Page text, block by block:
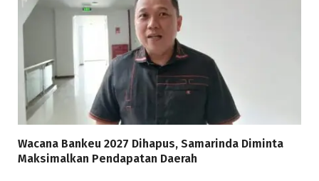
Wacana Bankeu 2027 Dihapus, Samarinda Diminta
Maksimalkan Pendapatan Daerah